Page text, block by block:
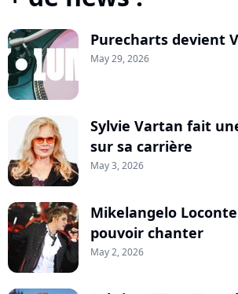
Purecharts devient
May 29, 2026
Sylvie Vartan fait
sur sa carrière
May 3, 2026
Mikelangelo
pouvoir chanter
May 2, 2026